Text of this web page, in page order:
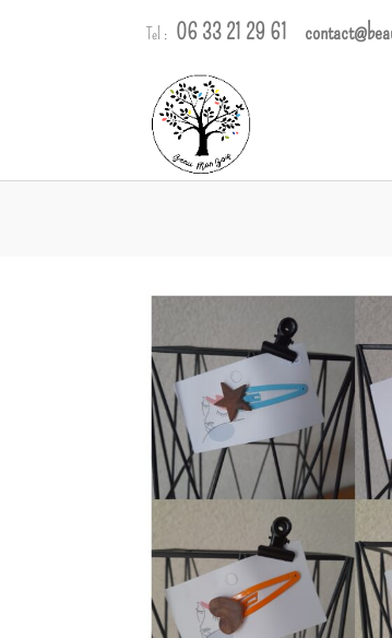
Tel : 06 33 21 29 61
Panneau de gestion des cookies